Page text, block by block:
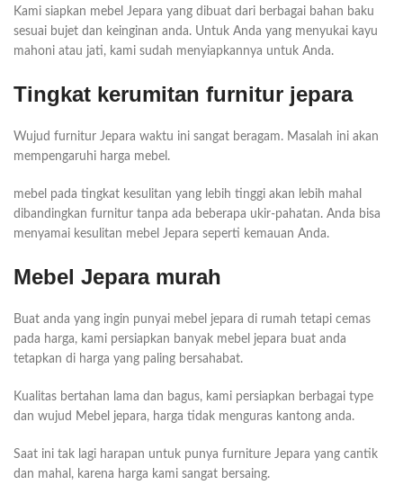
Kami siapkan mebel Jepara yang dibuat dari berbagai bahan baku
sesuai bujet dan keinginan anda. Untuk Anda yang menyukai kayu
mahoni atau jati, kami sudah menyiapkannya untuk Anda.
Tingkat kerumitan furnitur jepara
Wujud furnitur Jepara waktu ini sangat beragam. Masalah ini akan
mempengaruhi harga mebel.
mebel pada tingkat kesulitan yang lebih tinggi akan lebih mahal
dibandingkan furnitur tanpa ada beberapa ukir-pahatan. Anda bisa
menyamai kesulitan mebel Jepara seperti kemauan Anda.
Mebel Jepara murah
Buat anda yang ingin punyai mebel jepara di rumah tetapi cemas
pada harga, kami persiapkan banyak mebel jepara buat anda
tetapkan di harga yang paling bersahabat.
Kualitas bertahan lama dan bagus, kami persiapkan berbagai type
dan wujud Mebel jepara, harga tidak menguras kantong anda.
Saat ini tak lagi harapan untuk punya furniture Jepara yang cantik
dan mahal, karena harga kami sangat bersaing.